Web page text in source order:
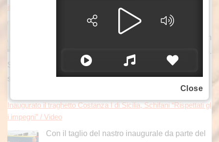
itico, ma un dovere verso la nazione”
ROMA (ITALPRESS) – “Giuseppe Conte
sostiene che la Commissione Covid sarebbe un
“plotone di esecuzione” orchestrato contro di lui.
Solo che, a differenza sua, non mi interessa gettare fango
su
Inaugurato il traghetto Costanza I di Sicilia, Schifani “Rispettati gl
i impegni” / Video
Con il taglio del nastro inaugurale da parte del
Close